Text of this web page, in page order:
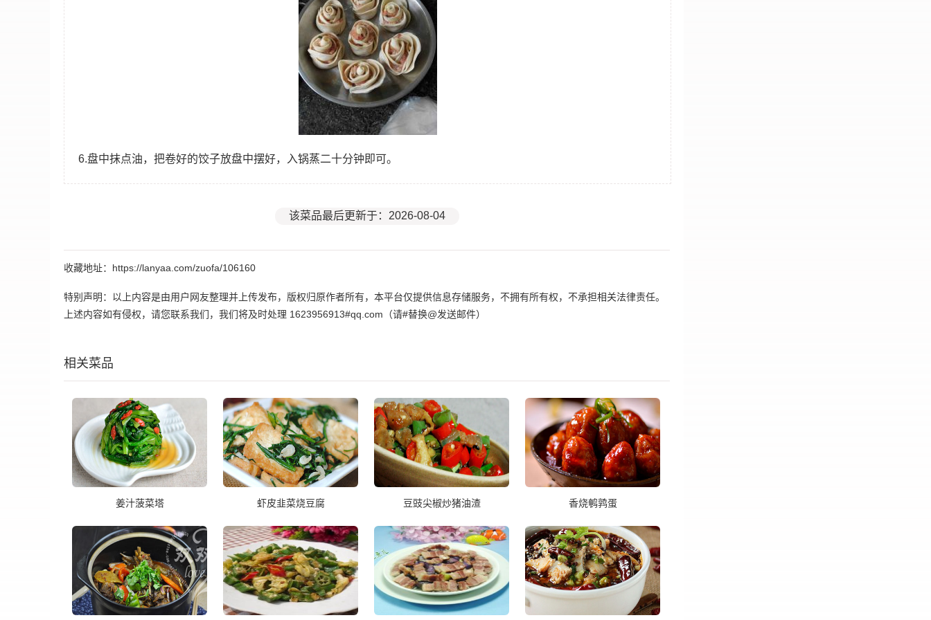
6.盘中抹点油，把卷好的饺子放盘中摆好，入锅蒸二十分钟即可。
该菜品最后更新于：2026-08-04
收藏地址：https://lanyaa.com/zuofa/106160
特别声明：以上内容是由用户网友整理并上传发布，版权归原作者所有，本平台仅提供信息存储服务，不拥有所有权，不承担相关法律责任。
上述内容如有侵权，请您联系我们，我们将及时处理 1623956913#qq.com（请#替换@发送邮件）
相关菜品
姜汁菠菜塔 虾皮韭菜烧豆腐 豆豉尖椒炒猪油渣 香烧鹌鹑蛋